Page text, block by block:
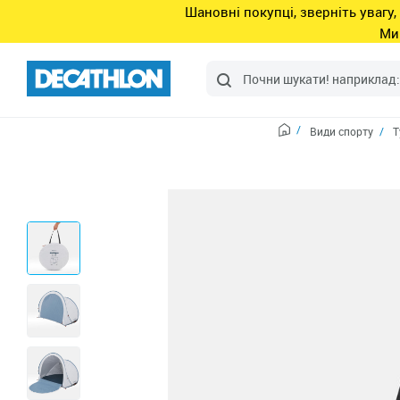
Шановні покупці, зверніть
Ми
Види спорту